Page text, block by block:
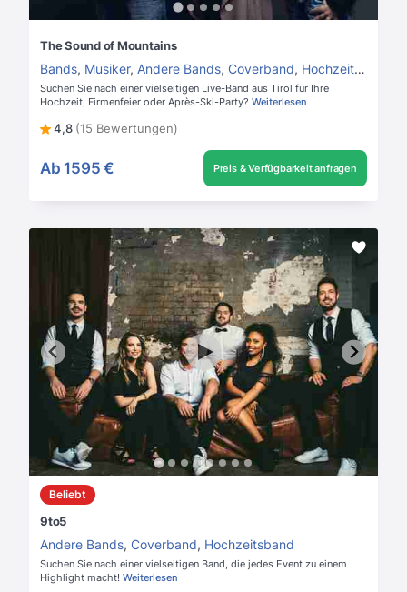
The Sound of Mountains
Bands, Musiker, Andere Bands, Coverband, Hochzeitsband
Suchen Sie nach einer vielseitigen Live-Band aus Tirol für Ihre
Hochzeit, Firmenfeier oder Après-Ski-Party? Weiterlesen
4,8 (15 Bewertungen)
Ab 1595 € Preis & Verfügbarkeit anfragen
Beliebt
9to5
Andere Bands, Coverband, Hochzeitsband
Suchen Sie nach einer vielseitigen Band, die jedes Event zu einem
Highlight macht! Weiterlesen